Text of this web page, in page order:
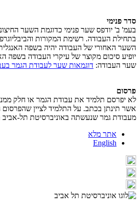
סדר פנימי
בעמ' ב' יודפס שער פנימי כדוגמת השער
בתחילת העבודה. רשימת המקורות
השער האחורי של העבודה יהיה בשפה
יופיע סיכום מקוצר של עיקרי העבודה בשפה
שער העבודה: דוגמאות שער לעבודת הגמר
פרסום
לא יפרסם תלמיד את עבודת הגמר או חלק
אשר תינתן בכתב. על התלמיד לציין
מעבודת גמר שנעשתה באוניברסיטת תל-אביב
אתר מלא
English